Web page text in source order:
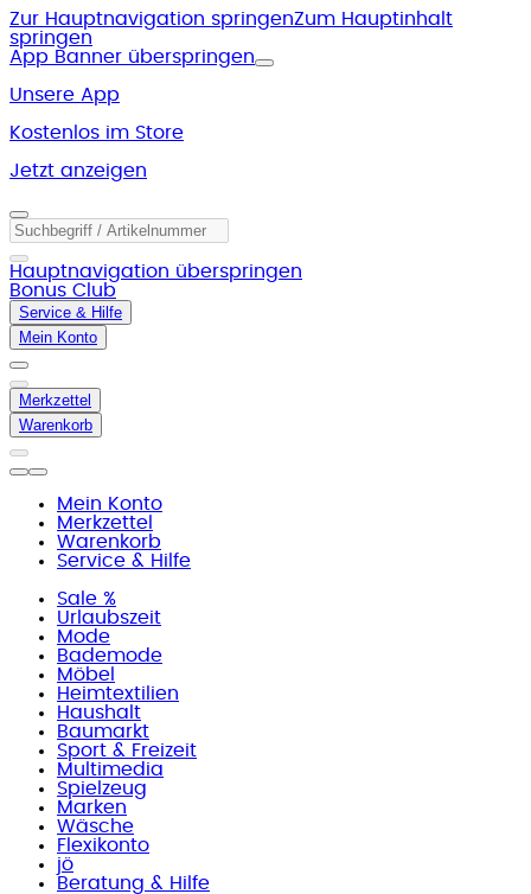
Zur Hauptnavigation springenZum Hauptinhalt
springen
App Banner überspringen
Unsere App
Kostenlos im Store
Jetzt anzeigen
Hauptnavigation überspringen
Bonus Club
Service & Hilfe
Mein Konto
Merkzettel
Warenkorb
Mein Konto
Merkzettel
Warenkorb
Service & Hilfe
Sale %
Urlaubszeit
Mode
Bademode
Möbel
Heimtextilien
Haushalt
Baumarkt
Sport & Freizeit
Multimedia
Spielzeug
Marken
Wäsche
Flexikonto
jö
Beratung & Hilfe